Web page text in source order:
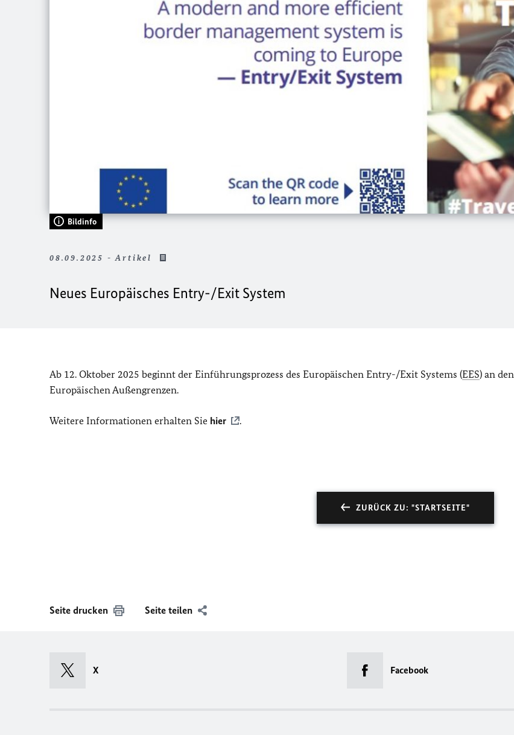
Bildinfo
08.09.2025 - Artikel
Neues Europäisches Entry-/Exit System
Ab 12. Oktober 2025 beginnt der Einführungsprozess des Europäischen Entry-/Exit Systems (EES) an den
Europäischen Außengrenzen.
Weitere Informationen erhalten Sie hier .
ZURÜCK ZU: "STARTSEITE"
Seite drucken Seite teilen
X Facebook